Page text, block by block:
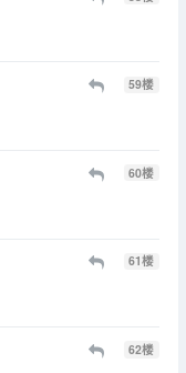
59楼
60楼
61楼
62楼